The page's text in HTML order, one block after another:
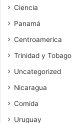
Ciencia
Panamá
Centroamerica
Trinidad y Tobago
Uncategorized
Nicaragua
Comida
Uruguay